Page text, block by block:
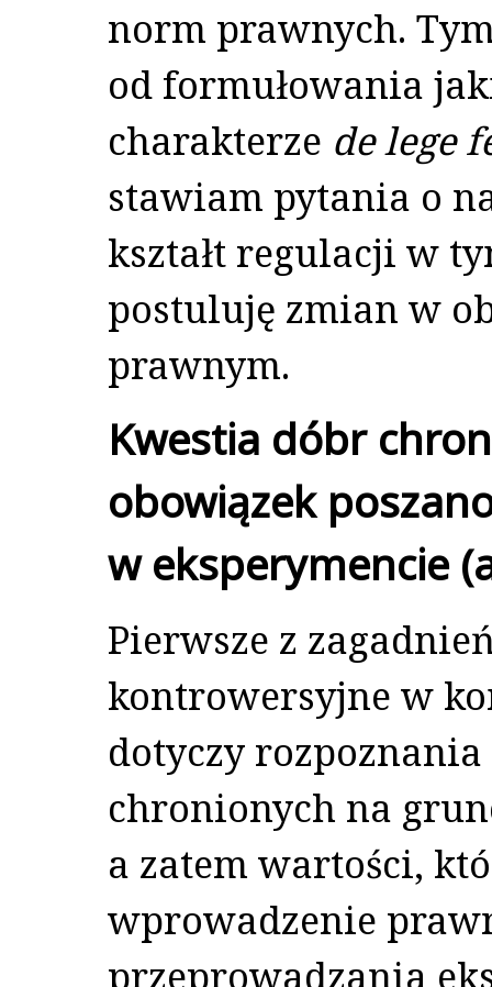
norm prawnych.
od formułowania
charakterze de lege
stawiam pytania o
kształt regulacji w
postuluję zmian w
prawnym.
Kwestia dóbr
obowiązek
w eksperymencie
Pierwsze z
kontrowersyjne w
dotyczy
chronionych na
a zatem wartości,
wprowadzenie
przeprowadzania